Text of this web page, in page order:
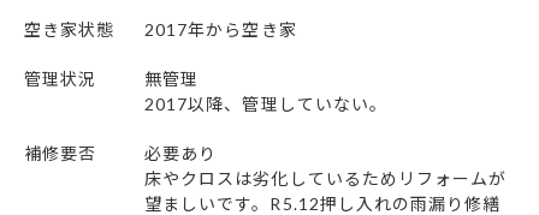
空き家状態 2017年から空き家
管理状況
無管理
2017以降、管理していない。
補修要否
必要あり
床やクロスは劣化しているためリフォームが
望ましいです。R5.12押し入れの雨漏り修繕